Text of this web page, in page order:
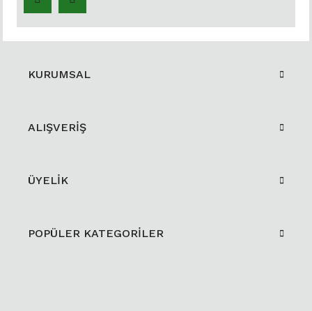
KURUMSAL
ALIŞVERİŞ
ÜYELİK
POPÜLER KATEGORİLER